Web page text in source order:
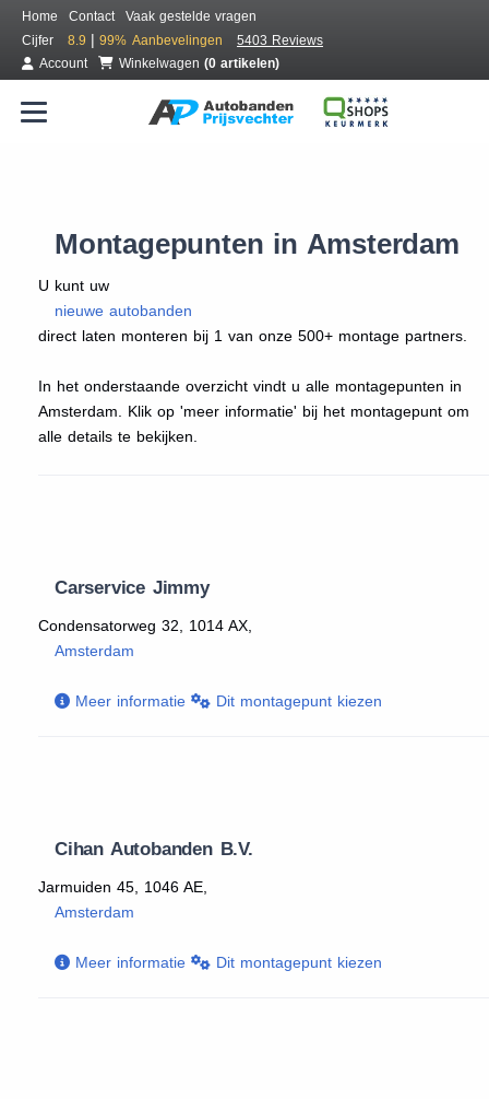
Home Contact
Vaak gestelde vragen
Cijfer
8.9 | 99% Aanbevelingen
5403 Reviews
Account
Winkelwagen (0 artikelen)
Montagepunten in Amsterdam
U kunt uw
nieuwe autobanden
direct laten monteren bij 1 van onze 500+ montage partners.
In het onderstaande overzicht vindt u alle montagepunten in
Amsterdam. Klik op 'meer informatie' bij het montagepunt om
alle details te bekijken.
Carservice Jimmy
Condensatorweg 32, 1014 AX,
Amsterdam
Meer informatie Dit montagepunt kiezen
Cihan Autobanden B.V.
Jarmuiden 45, 1046 AE,
Amsterdam
Meer informatie Dit montagepunt kiezen